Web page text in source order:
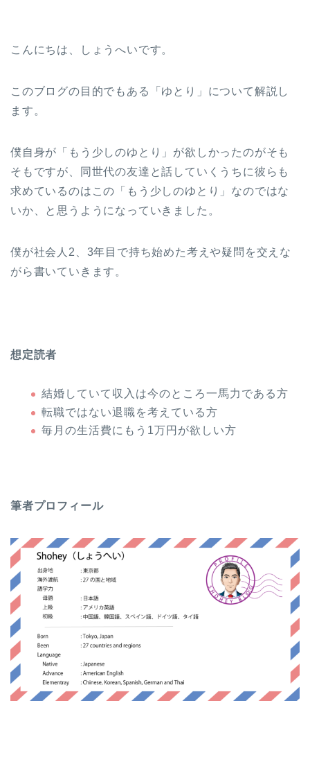
こんにちは、しょうへいです。
このブログの目的でもある「ゆとり」について解説し
ます。
僕自身が「もう少しのゆとり」が欲しかったのがそも
そもですが、同世代の友達と話していくうちに彼らも
求めているのはこの「もう少しのゆとり」なのではな
いか、と思うようになっていきました。
僕が社会人2、3年目で持ち始めた考えや疑問を交えな
がら書いていきます。
想定読者
結婚していて収入は今のところ一馬力である方
転職ではない退職を考えている方
毎月の生活費にもう1万円が欲しい方
筆者プロフィール